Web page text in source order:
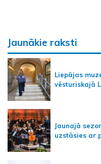
Jaunākie raksti
Liepājas
vēsturiskajā
Jaunajā
uzstāsies ar